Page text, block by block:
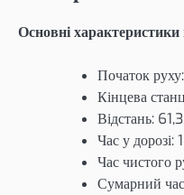
Основні
Початок
Кінцева
Відстань:
Час у дорозі:
Час чистого
Сумарний